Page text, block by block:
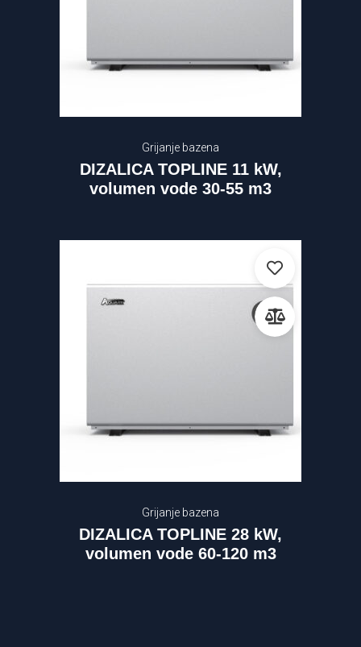
Grijanje bazena
DIZALICA TOPLINE 11 kW,
volumen vode 30-55 m3
Grijanje bazena
DIZALICA TOPLINE 28 kW,
volumen vode 60-120 m3